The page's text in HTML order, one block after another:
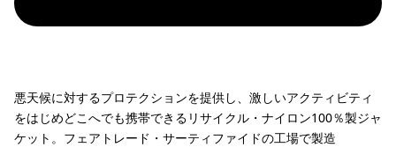
悪天候に対するプロテクションを提供し、激しいアクティビティ
をはじめどこへでも携帯できるリサイクル・ナイロン100％製ジャ
ケット。フェアトレード・サーティファイドの工場で製造